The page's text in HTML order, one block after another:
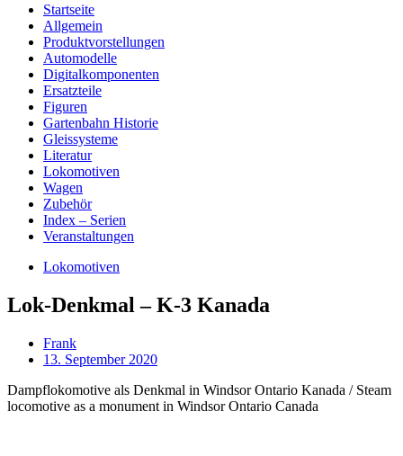
Startseite
Allgemein
Produktvorstellungen
Automodelle
Digitalkomponenten
Ersatzteile
Figuren
Gartenbahn Historie
Gleissysteme
Literatur
Lokomotiven
Wagen
Zubehör
Index – Serien
Veranstaltungen
Lokomotiven
Lok-Denkmal – K-3 Kanada
Frank
13. September 2020
Dampflokomotive als Denkmal in Windsor Ontario Kanada / Steam
locomotive as a monument in Windsor Ontario Canada